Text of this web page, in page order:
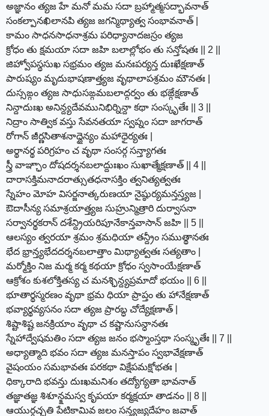
అజ్ఞానం త్యజ హే మనో మమ సదా బ్రహ్మాత్మసద్భావనాత్
సంకల్పానఖిలానపి త్యజ జగన్మిథ్యాత్వ సంభావనాత్ |
కామం సాధనసాధనాశ్రమ పరిధ్యానాదజస్రం త్యజ
క్రోధం తు క్షమయా సదా జహి బలాల్లోభం తు సన్తోషతః || 2 ||
జిహ్వోపస్థసుఖ సభ్రమం త్యజ మనఃపర్యన్త దుఃఖేక్షణాత్
పారుష్యం మృదుభాషణాత్త్యజ వృథాలాపశ్రమం మౌనతః |
దుస్సఙ్గం త్యజ సాధుసఙ్గమబలాద్గర్వం తు భఙ్గేక్షణాత్
నిన్దాదుఃఖ అనిన్ద్యదేవమునిభిర్నిన్దా కథా సంస్కృతేః || 3 ||
నిద్రాం సాత్విక వస్తు సేవనతయా స్వప్నం సదా జాగరాత్
రోగాన్ జీర్ణసితాశనాద్దైన్యం మహాధైర్యతః |
అర్థానర్థ పరిగ్రహం చ వృథా సంసర్గ సన్త్యాగతః
స్త్రీ వాఞ్ఛాం దోషదర్శనబలాద్దుఃఖం సుఖాత్మేక్షణాత్ || 4 ||
దారాసక్తిమనాదరాత్సుతధనాసక్తిం త్వనిత్యత్వతః
స్నేహం మోహ విసర్జనాత్కరుణయా నైష్ఠుర్యమన్తస్త్యజ |
ఔదాసీన్య సమాశ్రయాత్త్యజ సుహ్రున్మిత్రారి దుర్వాసనా
సర్వానర్థకరాన్ దశేన్ద్రియరిపూనేకాన్తవాసాన్ జహి || 5 ||
ఆలస్యం త్వరయా శ్రమం శ్రమధియా తన్ద్రీం సముత్థానతః
భేద భ్రాన్త్యభేదదర్శనబలాత్తాం మిథ్యాత్వతః సత్యతాం |
మర్మోక్తిం నిజ మర్మ కర్మ కథయా క్రోధం స్వసాంయేక్షణాత్
ఆక్రోశం కుశలోక్తితస్య చ మనశ్ఛిన్ద్యప్రమాదో భయం || 6 ||
భూతార్థస్మరణం వృథా భ్రమ ధియా ప్రాప్తం తు హానేక్షణాత్
భవ్యార్థవ్యసనం సదా త్యజ ప్రారబ్ధ చోద్యేక్షణాత్ |
శిష్టాశిష్ట జనక్రియాం వృథా చ కష్టానుసన్ధానతః
స్నేహాద్వేషమతిం సదా త్యజ జనం భస్మాంస్తథా సంస్మృతేః || 7 ||
అధ్యాత్మాది భవం సదా త్యజ మనస్తాపం స్వభావేక్షణాత్
వైషంయం సమభావతః పరకథా విక్షేపమక్షోభతః |
ధిక్కారాది భవన్తు దుఃఖమనిశం తద్యోగ్యతా భావనాత్
తజ్ఞాతజ్ఞ శిశూన్క్షమస్వ కృపయా కర్మక్షయా తాడనం || 8 ||
ఆయుర్గచ్ఛతి పేటికామివ జలం సన్త్యజ్యదేహం జవాత్